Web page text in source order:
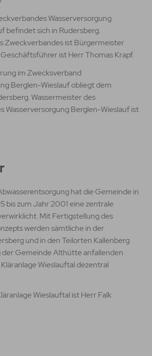
Wasserversorgung
befindet sich in Rudersberg.
Zweckverbandes ist Bürgermeister
ist Herr Thomas Krapf.
im Zwecksverband
Berglen-Wieslauf obliegt dem
Wassermeister des
Wasserversorgung Berglen-Wieslauf ist
hat die Gemeinde in
bis zum Jahr 2001 eine zentrale
Mit Fertigstellung des
werden sämtliche in der
und in den Teilorten Kallenberg
Gemeinde Althütte anfallenden
Wieslauftal dezentral
Wieslauftal ist Herr Falk